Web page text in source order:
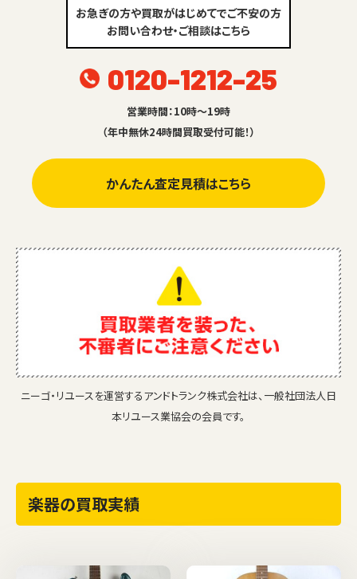
お急ぎの方や買取がはじめてでご不安の方
お問い合わせ・ご相談はこちら
0120-1212-25
営業時間：10時～19時
（年中無休24時間買取受付可能！）
かんたん査定見積はこちら
ニーゴ・リユースを運営するアンドトランク株式会社は、一般社団法人日
本リユース業協会の会員です。
楽器の買取実績